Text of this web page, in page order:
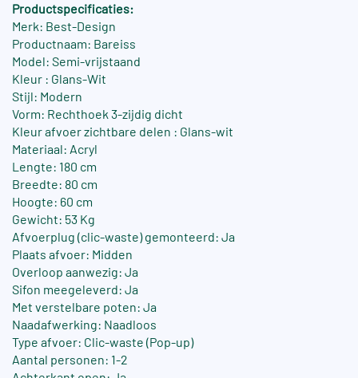
Productspecificaties:
Merk: Best-Design
Productnaam: Bareiss
Model: Semi-vrijstaand
Kleur : Glans-Wit
Stijl: Modern
Vorm: Rechthoek 3-zijdig dicht
Kleur afvoer zichtbare delen : Glans-wit
Materiaal: Acryl
Lengte: 180 cm
Breedte: 80 cm
Hoogte: 60 cm
Gewicht: 53 Kg
Afvoerplug (clic-waste) gemonteerd: Ja
Plaats afvoer: Midden
Overloop aanwezig: Ja
Sifon meegeleverd: Ja
Met verstelbare poten: Ja
Naadafwerking: Naadloos
Type afvoer: Clic-waste (Pop-up)
Aantal personen: 1-2